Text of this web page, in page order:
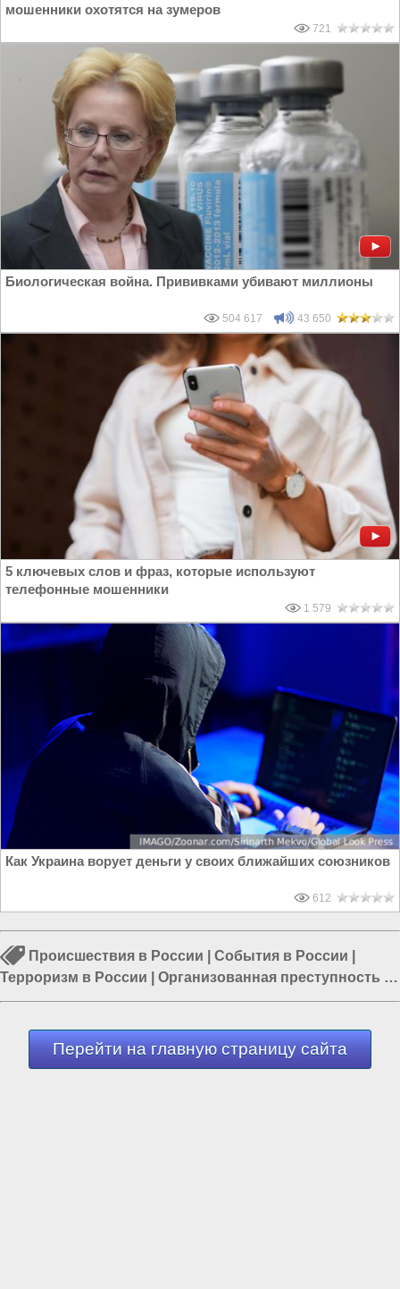
мошенники охотятся на зумеров
721
Биологическая война. Прививками убивают миллионы
504 617 43 650
5 ключевых слов и фраз, которые используют
телефонные мошенники
1 579
Как Украина ворует деньги у своих ближайших союзников
612
Происшествия в России События в России
Терроризм в России
Организованная преступность в
России|Борьба с преступностью|Телефонный
Перейти на главную страницу сайта